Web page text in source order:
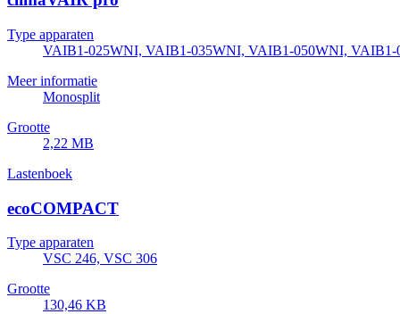
Type apparaten
VAIB1-025WNI, VAIB1-035WNI, VAIB1-050WNI, VAIB1-
Meer informatie
Monosplit
Grootte
2,22 MB
Lastenboek
ecoCOMPACT
Type apparaten
VSC 246, VSC 306
Grootte
130,46 KB